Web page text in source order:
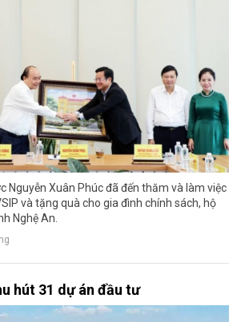
Nguyễn Xuân Phúc đã đến thăm và làm việc
và tặng quà cho gia đình chính sách, hộ
Nghệ An.
hút 31 dự án đầu tư